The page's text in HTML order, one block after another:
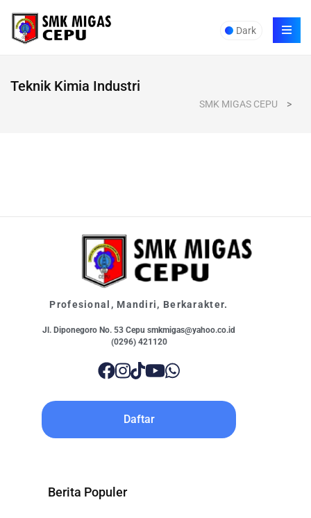
Dark
Teknik Kimia Industri
SMK MIGAS CEPU >
Profesional, Mandiri, Berkarakter.
Jl. Diponegoro No. 53 Cepu smkmigas@yahoo.co.id
(0296) 421120
Daftar
Berita Populer